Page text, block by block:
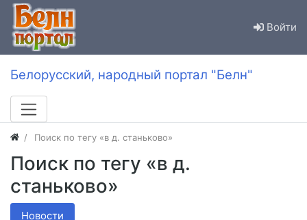
Войти
Белорусский, народный портал "Белн"
Поиск по тегу «в д. станьково»
Поиск по тегу «в д.
станьково»
Новости